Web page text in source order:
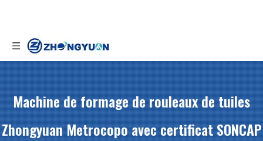
Machine de formage de rouleaux de tuiles
Zhongyuan Metrocopo avec certificat SONCAP